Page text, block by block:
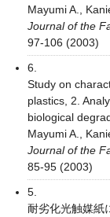
Mayumi A.,
Journal of the
97-106 (2003)
6.
Study on
plastics, 2.
biological
Mayumi A.,
Journal of the
85-95 (2003)
5.
耐劣化光触媒紙